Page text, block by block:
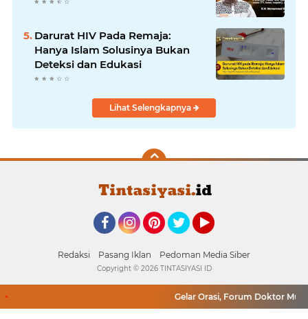
Darurat HIV Pada Remaja:
Hanya Islam Solusinya Bukan
Deteksi dan Edukasi
Lihat Selengkapnya
Redaksi Pasang Iklan Pedoman Media Siber
Gelar Orasi, Forum Doktor
Copyright © 2026 TINTASIYASI ID